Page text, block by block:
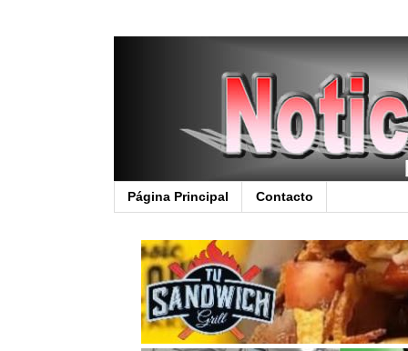
Página Principal Contacto